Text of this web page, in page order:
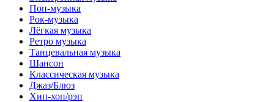
Поп-музыка
Рок-музыка
Лёгкая музыка
Ретро музыка
Танцевальная музыка
Шансон
Классическая музыка
Джаз/Блюз
Хип-хоп/рэп